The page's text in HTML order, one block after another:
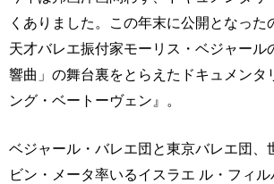
くありました。この年末に公開となった
天才バレエ振付家モーリス・ベジャール
響曲」の舞台裏をとらえたドキュメンタ
ング・ベートーヴェン』。
ベジャール・バレエ団と東京バレエ団、
ビン・メータ率いるイスラエ ル・フィ